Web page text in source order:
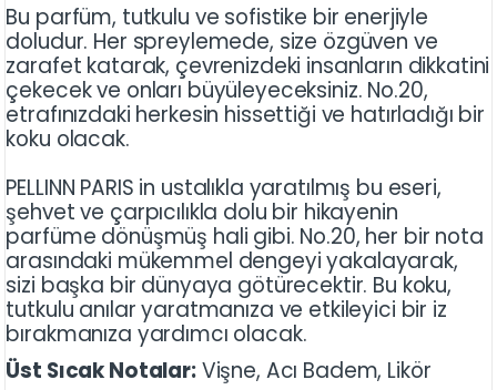
Bu parfüm, tutkulu ve sofistike bir enerjiyle
doludur. Her spreylemede, size özgüven ve
zarafet katarak, çevrenizdeki insanların dikkatini
çekecek ve onları büyüleyeceksiniz. No.20,
etrafınızdaki herkesin hissettiği ve hatırladığı bir
koku olacak.
PELLINN PARIS in ustalıkla yaratılmış bu eseri,
şehvet ve çarpıcılıkla dolu bir hikayenin
parfüme dönüşmüş hali gibi. No.20, her bir nota
arasındaki mükemmel dengeyi yakalayarak,
sizi başka bir dünyaya götürecektir. Bu koku,
tutkulu anılar yaratmanıza ve etkileyici bir iz
bırakmanıza yardımcı olacak.
Üst Sıcak Notalar:Vişne, Acı Badem, Likör